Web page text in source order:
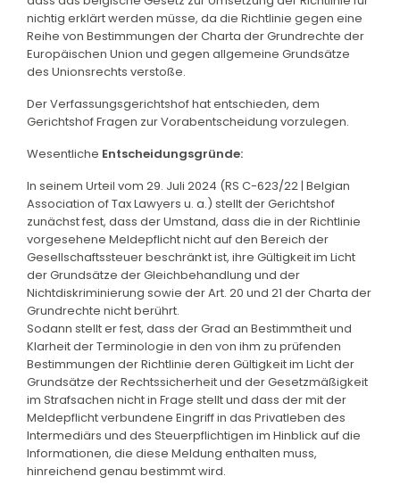
nichtig erklärt werden müsse, da die Richtlinie gegen eine
Reihe von Bestimmungen der Charta der Grundrechte der
Europäischen Union und gegen allgemeine Grundsätze
des Unionsrechts verstoße.
Der Verfassungsgerichtshof hat entschieden, dem
Gerichtshof Fragen zur Vorabentscheidung vorzulegen.
Wesentliche Entscheidungsgründe:
In seinem Urteil vom 29. Juli 2024 (RS C-623/22 | Belgian
Association of Tax Lawyers u. a.) stellt der Gerichtshof
zunächst fest, dass der Umstand, dass die in der Richtlinie
vorgesehene Meldepflicht nicht auf den Bereich der
Gesellschaftssteuer beschränkt ist, ihre Gültigkeit im Licht
der Grundsätze der Gleichbehandlung und der
Nichtdiskriminierung sowie der Art. 20 und 21 der Charta der
Grundrechte nicht berührt.
Sodann stellt er fest, dass der Grad an Bestimmtheit und
Klarheit der Terminologie in den von ihm zu prüfenden
Bestimmungen der Richtlinie deren Gültigkeit im Licht der
Grundsätze der Rechtssicherheit und der Gesetzmäßigkeit
im Strafsachen nicht in Frage stellt und dass der mit der
Meldepflicht verbundene Eingriff in das Privatleben des
Intermediärs und des Steuerpflichtigen im Hinblick auf die
Informationen, die diese Meldung enthalten muss,
hinreichend genau bestimmt wird.